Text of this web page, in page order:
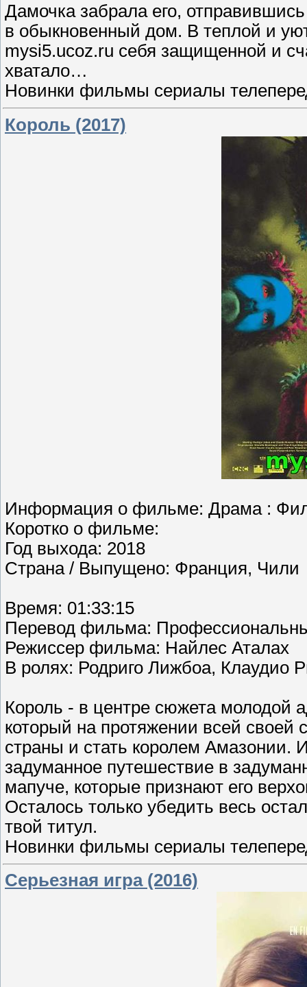
Дамочка забрала его,
в обыкновенный дом. В теплой и
mysi5.ucoz.ru себя защищенной и
хватало…
Новинки фильмы сериалы
Король (2017)
Информация о фильме: Драма :
Коротко о фильме:
Год выхода: 2018
Страна / Выпущено: Франция, Чили
Время: 01:33:15
Перевод фильма:
Режиссер фильма: Найлес Аталах
В ролях: Родриго Лижбоа, Клаудио
Король - в центре сюжета молодой
который на протяжении всей своей
страны и стать королем Амазонии.
задуманное путешествие в
мапуче, которые признают его
Осталось только убедить весь
твой титул.
Новинки фильмы сериалы
Серьезная игра (2016)